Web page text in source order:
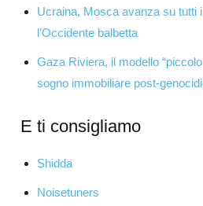
Ucraina, Mosca avanza su tutti
l’Occidente balbetta
Gaza Riviera, il modello
sogno immobiliare post-
E ti consigliamo
Shidda
Noisetuners